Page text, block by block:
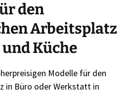
den
Arbeitsplatz
Küche
Modelle für den
in Büro oder Werkstatt in